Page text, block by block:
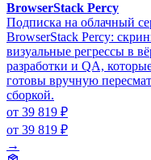
BrowserStack Percy
Подписка на облачный
BrowserStack Percy:
визуальные регрессы в
разработки и QA,
готовы вручную
сборкой.
от 39 819 ₽
от 39 819 ₽
→